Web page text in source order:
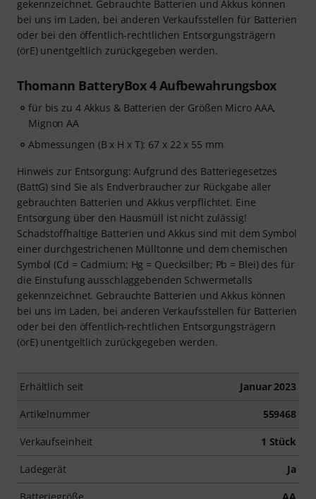
gekennzeichnet. Gebrauchte Batterien und Akkus können
bei uns im Laden, bei anderen Verkaufsstellen für Batterien
oder bei den öffentlich-rechtlichen Entsorgungsträgern
(örE) unentgeltlich zurückgegeben werden.
Thomann BatteryBox 4 Aufbewahrungsbox
für bis zu 4 Akkus & Batterien der Größen Micro AAA,
Mignon AA
Abmessungen (B x H x T): 67 x 22 x 55 mm
Hinweis zur Entsorgung: Aufgrund des Batteriegesetzes
(BattG) sind Sie als Endverbraucher zur Rückgabe aller
gebrauchten Batterien und Akkus verpflichtet. Eine
Entsorgung über den Hausmüll ist nicht zulässig!
Schadstoffhaltige Batterien und Akkus sind mit dem Symbol
einer durchgestrichenen Mülltonne und dem chemischen
Symbol (Cd = Cadmium; Hg = Quecksilber; Pb = Blei) des für
die Einstufung ausschlaggebenden Schwermetalls
gekennzeichnet. Gebrauchte Batterien und Akkus können
bei uns im Laden, bei anderen Verkaufsstellen für Batterien
oder bei den öffentlich-rechtlichen Entsorgungsträgern
(örE) unentgeltlich zurückgegeben werden.
Erhältlich seit Januar 2023
Artikelnummer 559468
Verkaufseinheit 1 Stück
Ladegerät Ja